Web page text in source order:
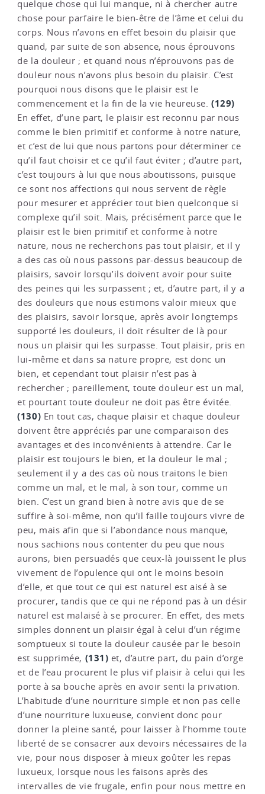
quelque chose qui lui manque, ni à chercher autre
chose pour parfaire le bien-être de l’âme et celui du
corps. Nous n’avons en effet besoin du plaisir que
quand, par suite de son absence, nous éprouvons
de la douleur ; et quand nous n’éprouvons pas de
douleur nous n’avons plus besoin du plaisir. C’est
pourquoi nous disons que le plaisir est le
commencement et la fin de la vie heureuse. (129)
En effet, d’une part, le plaisir est reconnu par nous
comme le bien primitif et conforme à notre nature,
et c’est de lui que nous partons pour déterminer ce
qu’il faut choisir et ce qu’il faut éviter ; d’autre part,
c’est toujours à lui que nous aboutissons, puisque
ce sont nos affections qui nous servent de règle
pour mesurer et apprécier tout bien quelconque si
complexe qu’il soit. Mais, précisément parce que le
plaisir est le bien primitif et conforme à notre
nature, nous ne recherchons pas tout plaisir, et il y
a des cas où nous passons par-dessus beaucoup de
plaisirs, savoir lorsqu’ils doivent avoir pour suite
des peines qui les surpassent ; et, d’autre part, il y a
des douleurs que nous estimons valoir mieux que
des plaisirs, savoir lorsque, après avoir longtemps
supporté les douleurs, il doit résulter de là pour
nous un plaisir qui les surpasse. Tout plaisir, pris en
lui-même et dans sa nature propre, est donc un
bien, et cependant tout plaisir n’est pas à
rechercher ; pareillement, toute douleur est un mal,
et pourtant toute douleur ne doit pas être évitée.
(130) En tout cas, chaque plaisir et chaque douleur
doivent être appréciés par une comparaison des
avantages et des inconvénients à attendre. Car le
plaisir est toujours le bien, et la douleur le mal ;
seulement il y a des cas où nous traitons le bien
comme un mal, et le mal, à son tour, comme un
bien. C’est un grand bien à notre avis que de se
suffire à soi-même, non qu’il faille toujours vivre de
peu, mais afin que si l’abondance nous manque,
nous sachions nous contenter du peu que nous
aurons, bien persuadés que ceux-là jouissent le plus
vivement de l’opulence qui ont le moins besoin
d’elle, et que tout ce qui est naturel est aisé à se
procurer, tandis que ce qui ne répond pas à un désir
naturel est malaisé à se procurer. En effet, des mets
simples donnent un plaisir égal à celui d’un régime
somptueux si toute la douleur causée par le besoin
est supprimée, (131) et, d’autre part, du pain d’orge
et de l’eau procurent le plus vif plaisir à celui qui les
porte à sa bouche après en avoir senti la privation.
L’habitude d’une nourriture simple et non pas celle
d’une nourriture luxueuse, convient donc pour
donner la pleine santé, pour laisser à l’homme toute
liberté de se consacrer aux devoirs nécessaires de la
vie, pour nous disposer à mieux goûter les repas
luxueux, lorsque nous les faisons après des
intervalles de vie frugale, enfin pour nous mettre en